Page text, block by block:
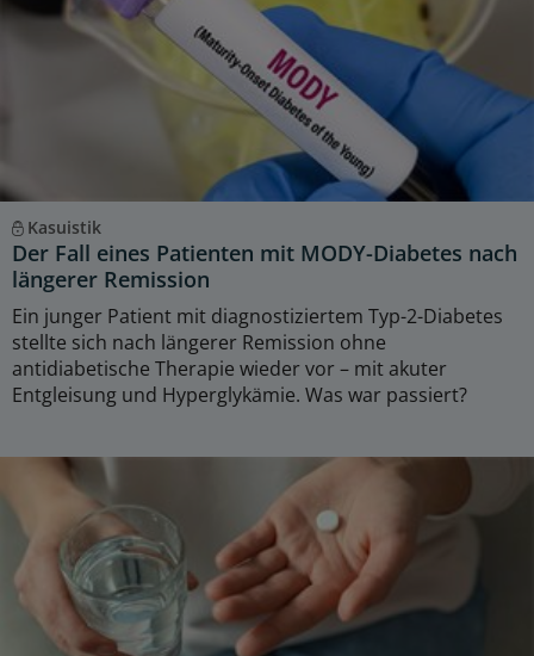
Kasuistik
Der Fall eines Patienten mit MODY-Diabetes nach
längerer Remission
Ein junger Patient mit diagnostiziertem Typ-2-Diabetes
stellte sich nach längerer Remission ohne
antidiabetische Therapie wieder vor – mit akuter
Entgleisung und Hyperglykämie. Was war passiert?